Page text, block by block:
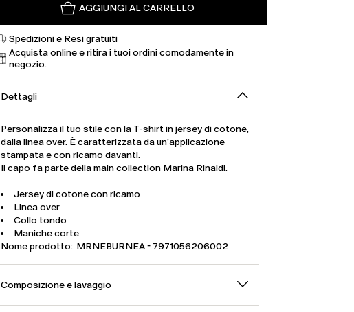
AGGIUNGI AL CARRELLO
Spedizioni e Resi gratuiti
Acquista online e ritira i tuoi ordini comodamente in
negozio.
Dettagli
Personalizza il tuo stile con la T-shirt in jersey di cotone,
dalla linea over. È caratterizzata da un'applicazione
stampata e con ricamo davanti.
Il capo fa parte della main collection Marina Rinaldi.
Jersey di cotone con ricamo
Linea over
Collo tondo
Maniche corte
Nome prodotto: MRNEBURNEA - 7971056206002
Composizione e lavaggio